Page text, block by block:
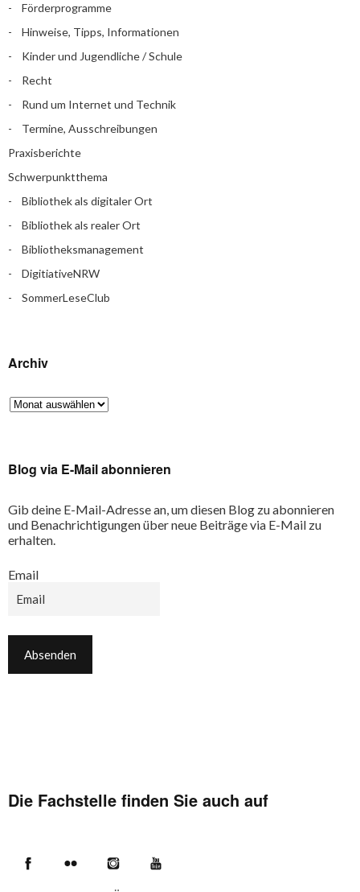
Förderprogramme
Hinweise, Tipps, Informationen
Kinder und Jugendliche / Schule
Recht
Rund um Internet und Technik
Termine, Ausschreibungen
Praxisberichte
Schwerpunktthema
Bibliothek als digitaler Ort
Bibliothek als realer Ort
Bibliotheksmanagement
DigitiativeNRW
SommerLeseClub
Archiv
Blog via E-Mail abonnieren
Gib deine E-Mail-Adresse an, um diesen Blog zu abonnieren
und Benachrichtigungen über neue Beiträge via E-Mail zu
erhalten.
Email
Die Fachstelle finden Sie auch auf